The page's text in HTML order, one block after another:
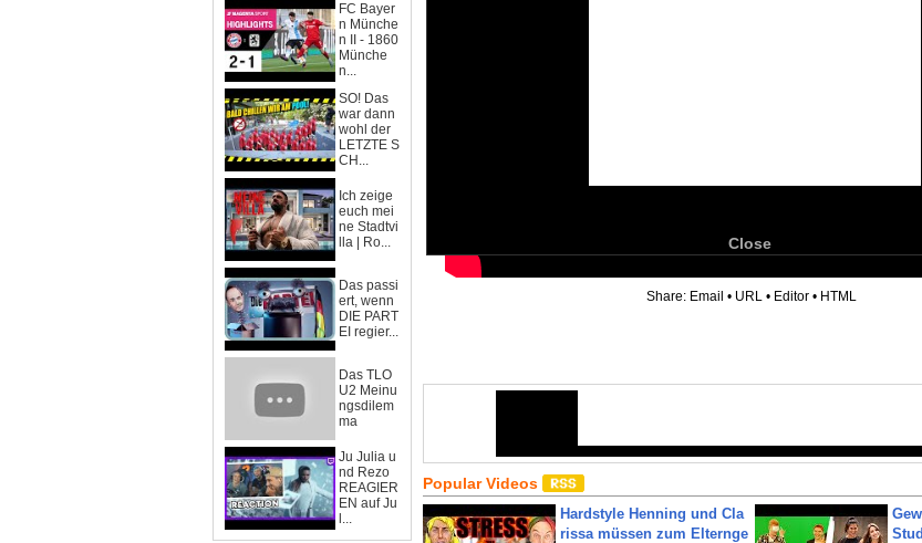
FC Bayer
n Münche
n II - 1860
Münche
n...
SO! Das
war dann
wohl der
LETZTE S
CH...
Ich zeige
euch mei
ne Stadtvi
lla | Ro...
Das passi
ert, wenn
DIE PART
EI regier...
Das TLO
U2 Meinu
ngsdilem
ma
Ju Julia u
nd Rezo
REAGIER
EN auf Ju
l...
Close
Share: Email • URL • Editor • HTML
Popular Videos
Hardstyle Henning und Cla
rissa müssen zum Elternge